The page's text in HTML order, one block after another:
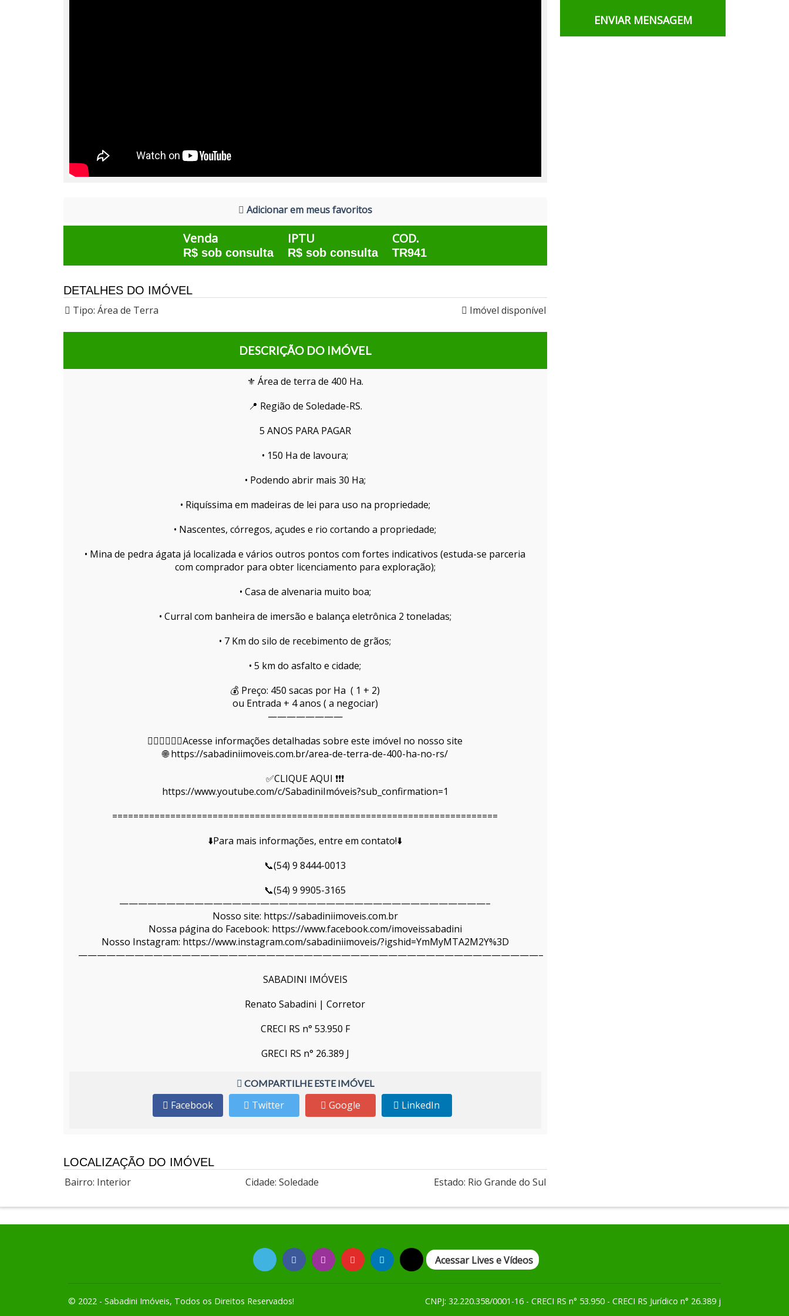
Adicionar em meus favoritos
Venda
R$ sob consulta
IPTU
R$ sob consulta
COD.
TR941
DETALHES DO IMÓVEL
Tipo: Área de Terra Imóvel disponível
DESCRIÇÃO DO IMÓVEL
⚜️ Área de terra de 400 Ha.
📍 Região de Soledade-RS.
5 ANOS PARA PAGAR
• 150 Ha de lavoura;
• Podendo abrir mais 30 Ha;
• Riquíssima em madeiras de lei para uso na propriedade;
• Nascentes, córregos, açudes e rio cortando a propriedade;
• Mina de pedra ágata já localizada e vários outros pontos com fortes indicativos (estuda-se parceria
com comprador para obter licenciamento para exploração);
• Casa de alvenaria muito boa;
• Curral com banheira de imersão e balança eletrônica 2 toneladas;
• 7 Km do silo de recebimento de grãos;
• 5 km do asfalto e cidade;
💰 Preço: 450 sacas por Ha ( 1 + 2)
ou Entrada + 4 anos ( a negociar)
————————
👇🏻👇🏻👇🏻Acesse informações detalhadas sobre este imóvel no nosso site
🌐 https://sabadiniimoveis.com.br/area-de-terra-de-400-ha-no-rs/
✅CLIQUE AQUI ❗❗❗
https://www.youtube.com/c/SabadiniImóveis?sub_confirmation=1
=========================================================================
⬇️Para mais informações, entre em contato!⬇️
📞(54) 9 8444-0013
📞(54) 9 9905-3165
———————————————————————————————————————–
Nosso site: https://sabadiniimoveis.com.br
Nossa página do Facebook: https://www.facebook.com/imoveissabadini
Nosso Instagram: https://www.instagram.com/sabadiniimoveis/?igshid=YmMyMTA2M2Y%3D
—————————————————————————————————————————————————–
SABADINI IMÓVEIS
Renato Sabadini | Corretor
CRECI RS n° 53.950 F
GRECI RS n° 26.389 J
COMPARTILHE ESTE IMÓVEL
Facebook Twitter Google LinkedIn
LOCALIZAÇÃO DO IMÓVEL
Bairro: Interior
Cidade: Soledade Estado: Rio Grande do Sul
Acessar Lives e Vídeos
© 2022 - Sabadini Imóveis, Todos os Direitos Reservados! CNPJ: 32.220.358/0001-16 - CRECI RS n° 53.950 - CRECI RS Jurídico n° 26.389 j